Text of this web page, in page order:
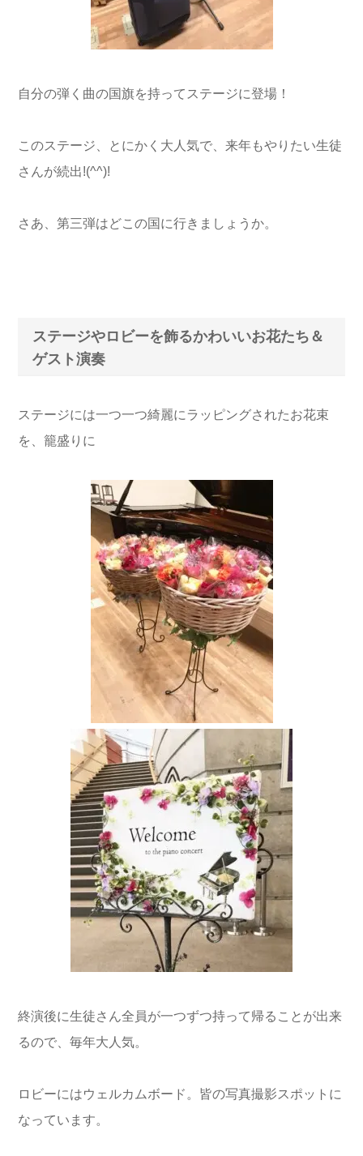
自分の弾く曲の国旗を持ってステージに登場！
このステージ、とにかく大人気で、来年もやりたい生徒
さんが続出!(^^)!
さあ、第三弾はどこの国に行きましょうか。
ステージやロビーを飾るかわいいお花たち＆
ゲスト演奏
ステージには一つ一つ綺麗にラッピングされたお花束
を、籠盛りに
終演後に生徒さん全員が一つずつ持って帰ることが出来
るので、毎年大人気。
ロビーにはウェルカムボード。皆の写真撮影スポットに
なっています。